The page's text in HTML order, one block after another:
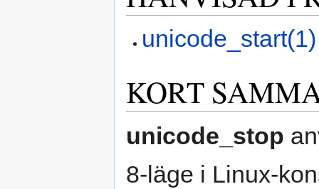
unicode_start(1)
KORT
unicode_stop
8-läge i Linux-